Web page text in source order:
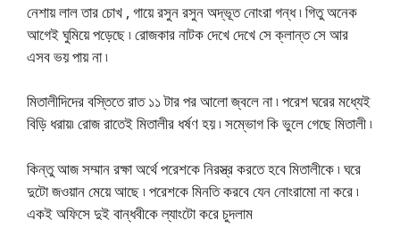
নেশায় লাল তার চোখ , গায়ে রসুন রসুন অদ্ভূত নোংরা গন্ধ ৷ গিতু অনেক
আগেই ঘুমিয়ে পড়েছে ৷ রোজকার নাটক দেখে দেখে সে ক্লান্ত সে আর
এসব ভয় পায় না ৷
মিতালীদিদের বস্তিতে রাত ১১ টার পর আলো জ্বলে না ৷ পরেশ ঘরের মধ্যেই
বিড়ি ধরায়৷ রোজ রাতেই মিতালীর ধর্ষণ হয় ৷ সম্ভোগ কি ভুলে গেছে মিতালী ৷
কিন্তু আজ সম্মান রক্ষা অর্থে পরেশকে নিরস্ত্র করতে হবে মিতালীকে ৷ ঘরে
দুটো জওয়ান মেয়ে আছে ৷ পরেশকে মিনতি করবে যেন নোংরামো না করে ৷
একই অফিসে দুই বান্ধবীকে ল্যাংটো করে চুদলাম